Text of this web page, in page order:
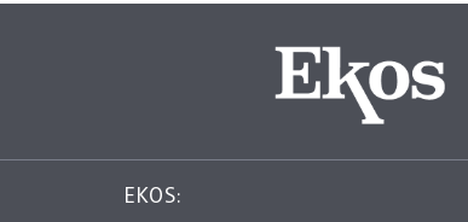
EKOS: